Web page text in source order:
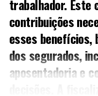
Implicações
possível na
Implicações da
trabalhador. Este
contribuições
esses benefícios,
dos segurados,
aposentadoria e